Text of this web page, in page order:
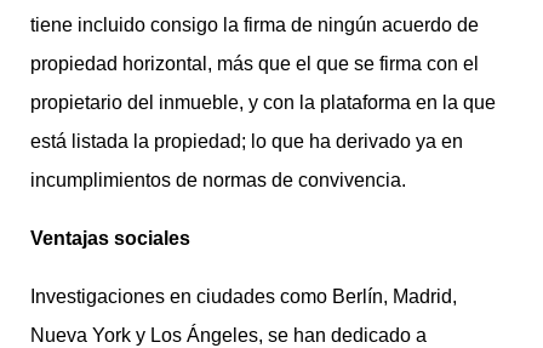
tiene incluido consigo la firma de ningún acuerdo de
propiedad horizontal, más que el que se firma con el
propietario del inmueble, y con la plataforma en la que
está listada la propiedad; lo que ha derivado ya en
incumplimientos de normas de convivencia.
Ventajas sociales
Investigaciones en ciudades como Berlín, Madrid,
Nueva York y Los Ángeles, se han dedicado a